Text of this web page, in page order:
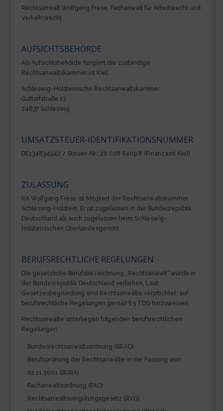
Rechtsanwalt Wolfgang Frese, Fachanwalt für Arbeitsrecht und
Verkehrsrecht
AUFSICHTSBEHÖRDE
Als Aufsichtsbehörde fungiert die zuständige
Rechtsanwaltskammer ist Kiel:
Schleswig-Holsteinische Rechtsanwaltskammer
Gottorfstraße 13
24837 Schleswig
UMSATZSTEUER-IDENTIFIKATIONSNUMMER
DE134834942 / Steuer-Nr.: 20 028 6409 8 (Finanzamt Kiel)
ZULASSUNG
RA Wolfgang Frese ist Mitglied der Rechtsanwaltskammer
Schleswig-Holstein. Er ist zugelassen in der Bundesrepublik
Deutschland als auch zugelassen beim Schleswig-
Holsteinischen Oberlandesgericht.
BERUFSRECHTLICHE REGELUNGEN
Die gesetzliche Berufsbezeichnung „Rechtsanwalt“ wurde in
der Bundesrepublik Deutschland verliehen. Laut
Gesetzesbegründung sind Rechtsanwälte verpflichtet, auf
berufsrechtliche Regelungen gemäß § 5 TDG hinzuweisen.
Rechtsanwälte unterliegen folgenden berufsrechtlichen
Regelungen:
Bundesrechtsanwaltsordnung (BRAO)
Berufsordnung der Rechtsanwälte in der Fassung vom
01.11.2001 (BORA)
Fachanwaltsordnung (FAO)
Rechtsanwaltsvergütungsgesetz (RVG)